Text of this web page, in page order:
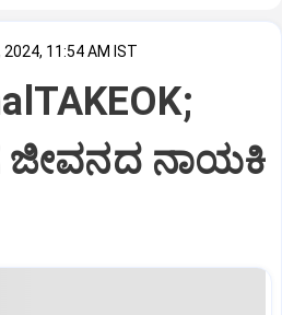
2024, 11:54 AM IST
ಜೀವನದ ನಾಯಕಿ